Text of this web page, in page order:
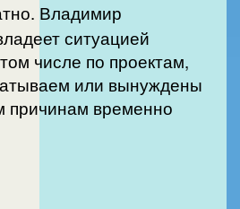
Владимир
ситуацией
числе по проектам,
или вынуждены
причинам временно